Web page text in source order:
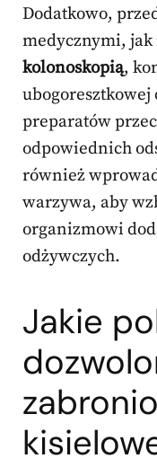
Dodatkowo,
medycznymi, jak
kolonoskopią,
preparatów
odpowiednich
również
warzywa, aby
organizmowi
odżywczych.
Jakie